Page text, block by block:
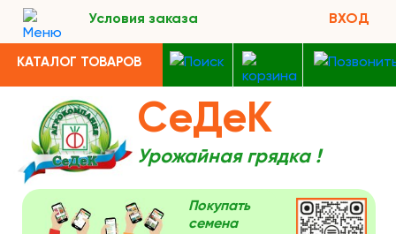
Условия заказа ВХОД
КАТАЛОГ ТОВАРОВ
СеДеК
Урожайная грядка !
Покупать
семена